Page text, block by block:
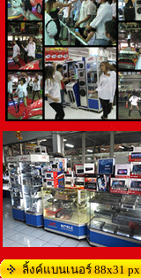
ลิ้งค์แบนเนอร์ 88x31 px